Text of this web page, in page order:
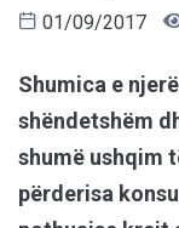
01/09/2017
Shumica e
shëndetshëm
shumë ushqim
përderisa